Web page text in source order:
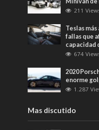
211
Teslas
fallas que
capacidad
674
2020
enorme
1.287
Mas discutido